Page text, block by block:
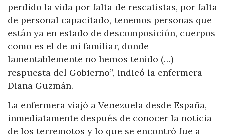
perdido la vida por falta de rescatistas, por falta
de personal capacitado, tenemos personas que
están ya en estado de descomposición, cuerpos
como es el de mi familiar, donde
lamentablemente no hemos tenido (…)
respuesta del Gobierno”, indicó la enfermera
Diana Guzmán.
La enfermera viajó a Venezuela desde España,
inmediatamente después de conocer la noticia
de los terremotos y lo que se encontró fue a